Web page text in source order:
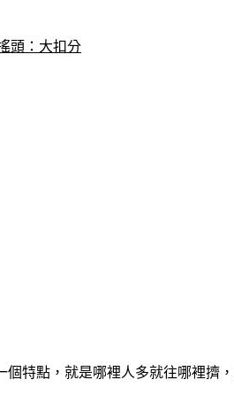
頭：大扣分
特點，就是哪裡人多就往哪裡擠